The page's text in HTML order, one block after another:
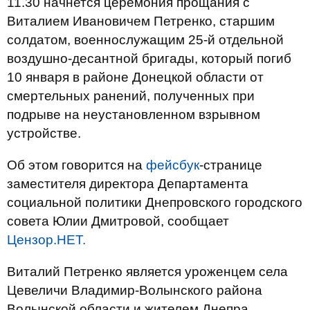
Виталием Ивановичем Петренко, старшим
солдатом, военнослужащим 25-й отдельной
воздушно-десантной бригады, который погиб
10 января в районе Донецкой области от
смертельных ранений, полученных при
подрыве на неустановленном взрывном
устройстве.
Об этом говорится на фейсбук-странице
заместителя директора Департамента
социальной политики Днепровского городского
совета Юлии Дмитровой, сообщает
Цензор.НЕТ.
Виталий Петренко является уроженцем села
Цевеличи Владимир-Волынского района